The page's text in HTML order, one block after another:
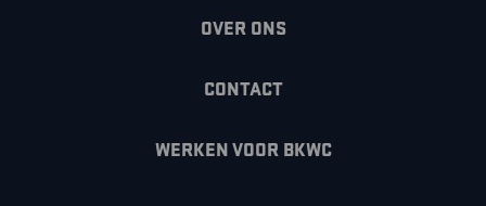
OVER ONS
CONTACT
WERKEN VOOR BKWC